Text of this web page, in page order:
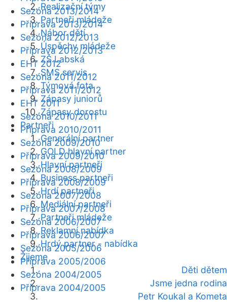
Realizační týmy
Partneři mládeže
Nábor dětí
Úspěchy mládeže
ZŠ Labská
SMS servis
Týmová fota
Zápasy juniorů
Zápasy dorostu
Partneři
Generální partner
GOLD hlavní partner
Hlavní partneři
Business partneři
Hrdí partneři
Mediální partneři
Partneři mládeže
Reklamní nabídka
Hrdý partner - nabídka
Žijeme
Děti dětem
Jsme jedna rodina
Petr Koukal a Kometa
Sezóna 2013/2014
Příprava 2013/2014
Sezóna 2012/2013
Příprava 2012/2013
EHT 2012
Sezóna 2011/2012
Příprava 2011/2012
EHT 2011
Sezóna 2010/2011
Příprava 2010/2011
Sezóna 2009/2010
Příprava 2009/2010
Sezóna 2008/2009
Příprava 2008/2009
Sezóna 2007/2008
Příprava 2007/2008
Sezóna 2006/2007
Příprava 2006/2007
Sezóna 2005/2006
Příprava 2005/2006
Sezóna 2004/2005
Příprava 2004/2005